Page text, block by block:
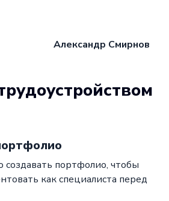
Александр Смирнов
создавать портфолио, чтобы
как специалиста перед